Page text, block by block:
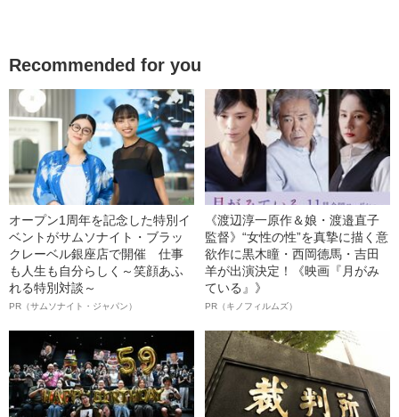
Recommended for you
オープン1周年を記念した特別イ
ベントがサムソナイト・ブラッ
クレーベル銀座店で開催 仕事
も人生も自分らしく～笑顔あふ
れる特別対談～
PR（サムソナイト・ジャパン）
《渡辺淳一原作＆娘・渡邉直子
監督》“女性の性”を真摯に描く意
欲作に黒木瞳・西岡德馬・吉田
羊が出演決定！《映画『月がみ
ている』》
PR（キノフィルムズ）